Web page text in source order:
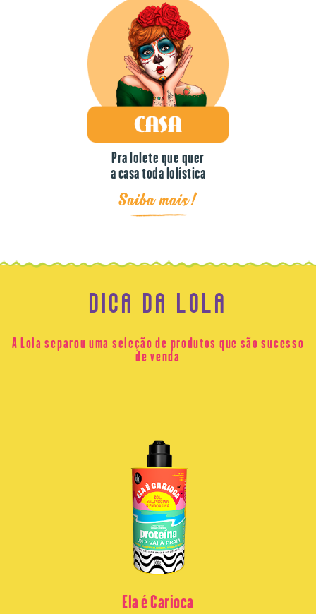
Pra lolete que quer
a casa toda lolística
Saiba mais!
DICA DA LOLA
A Lola separou uma seleção de produtos que são sucesso
de venda
Ela é Carioca